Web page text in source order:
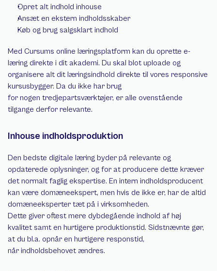
Opret alt indhold inhouse
Ansæt en ekstern indholdsskaber
Køb og brug salgsklart indhold
Med Cursums online læringsplatform kan du oprette e-
læring direkte i dit akademi. Du skal blot uploade og
organisere alt dit læringsindhold direkte til vores responsive
kursusbygger. Da du ikke har brug
for nogen tredjepartsværktøjer, er alle ovenstående
tilgange derfor relevante.
Inhouse indholdsproduktion
Den bedste digitale læring byder på relevante og
opdaterede oplysninger, og for at producere dette kræver
det normalt faglig ekspertise. En intern indholdsproducent
kan være domæneekspert, men hvis de ikke er, har de altid
domæneeksperter tæt på i virksomheden.
Dette giver oftest mere dybdegående indhold af høj
kvalitet samt en hurtigere produktionstid. Sidstnævnte gør,
at du bl.a. opnår en hurtigere responstid,
når indholdsbehovet ændres.